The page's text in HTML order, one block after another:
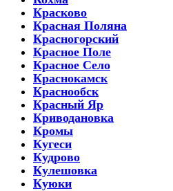
Красково
Красная Поляна
Красногорский
Красное Поле
Красное Село
Краснокамск
Краснообск
Красный Яр
Криводановка
Кромы
Кугеси
Кудрово
Кулешовка
Куюки